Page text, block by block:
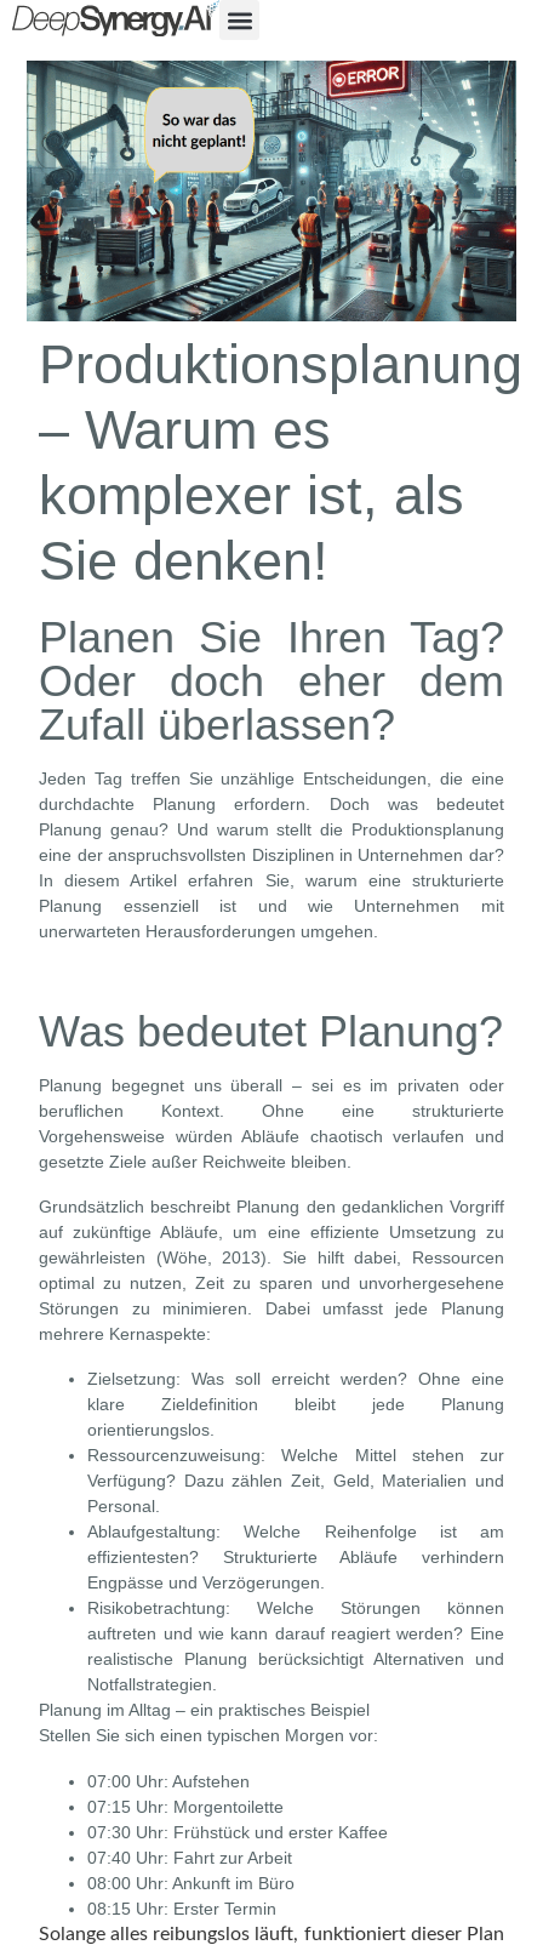
Produktionsplanung
– Warum es
komplexer ist, als
Sie denken!
Planen Sie Ihren Tag?
Oder doch eher dem
Zufall überlassen?
Jeden Tag treffen Sie unzählige Entscheidungen, die eine
durchdachte Planung erfordern. Doch was bedeutet
Planung genau? Und warum stellt die Produktionsplanung
eine der anspruchsvollsten Disziplinen in Unternehmen dar?
In diesem Artikel erfahren Sie, warum eine strukturierte
Planung essenziell ist und wie Unternehmen mit
unerwarteten Herausforderungen umgehen.
Was bedeutet Planung?
Planung begegnet uns überall – sei es im privaten oder
beruflichen Kontext. Ohne eine strukturierte
Vorgehensweise würden Abläufe chaotisch verlaufen und
gesetzte Ziele außer Reichweite bleiben.
Grundsätzlich beschreibt Planung den gedanklichen Vorgriff
auf zukünftige Abläufe, um eine effiziente Umsetzung zu
gewährleisten (Wöhe, 2013). Sie hilft dabei, Ressourcen
optimal zu nutzen, Zeit zu sparen und unvorhergesehene
Störungen zu minimieren. Dabei umfasst jede Planung
mehrere Kernaspekte:
Zielsetzung:Was soll erreicht werden? Ohne eine
klare Zieldefinition bleibt jede Planung
orientierungslos.
Ressourcenzuweisung:Welche Mittel stehen zur
Verfügung? Dazu zählen Zeit, Geld, Materialien und
Personal.
Ablaufgestaltung: Welche Reihenfolge ist am
effizientesten? Strukturierte Abläufe verhindern
Engpässe und Verzögerungen.
Risikobetrachtung: Welche Störungen können
auftreten und wie kann darauf reagiert werden? Eine
realistische Planung berücksichtigt Alternativen und
Notfallstrategien.
Planung im Alltag – ein praktisches Beispiel
Stellen Sie sich einen typischen Morgen vor:
07:00 Uhr: Aufstehen
07:15 Uhr: Morgentoilette
07:30 Uhr: Frühstück und erster Kaffee
07:40 Uhr: Fahrt zur Arbeit
08:00 Uhr: Ankunft im Büro
08:15 Uhr: Erster Termin
Solange alles reibungslos läuft, funktioniert dieser Plan